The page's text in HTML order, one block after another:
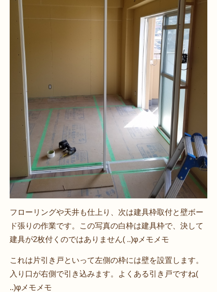
フローリングや天井も仕上り、次は建具枠取付と壁ボー
ド張りの作業です。この写真の白枠は建具枠で、決して
建具が2枚付くのではありません( ..)φメモメモ
これは片引き戸といって左側の枠には壁を設置します。
入り口が右側で引き込みます。よくある引き戸ですね(
..)φメモメモ